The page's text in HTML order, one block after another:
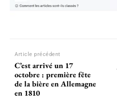
Article précédent
C’est arrivé un 17
octobre : première fête
de la bière en Allemagne
en 1810